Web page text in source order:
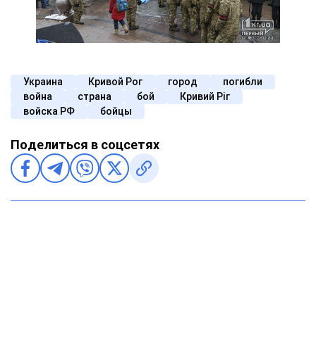
Украина Кривой Рог город
погибли
война
страна бой
Кривий Ріг
войска РФ
бойцы
Поделиться в соцсетях